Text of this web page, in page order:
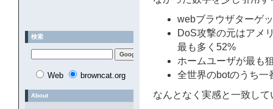
webブラウザターゲ
DoS攻撃の元はアメ
最も多く52%
ホームユーザが最も
全世界のbotのうち一
なんとなく実感と一致し
検索
Web browncat.org
About